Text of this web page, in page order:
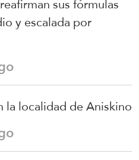
y escalada por
la localidad de Aniskino